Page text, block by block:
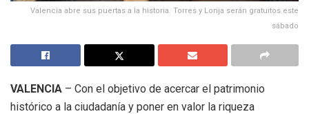
Valencia abre sus puertas a la historia. Torres y Lonja serán gratuitos este
sábado
VALENCIA – Con el objetivo de acercar el patrimonio
histórico a la ciudadanía y poner en valor la riqueza